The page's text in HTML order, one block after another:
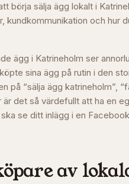
börja sälja ägg lokalt i
kundkommunikation och hur
ägg i Katrineholm ser
sina ägg på rutin i den
på “sälja ägg katrineholm”,
det så värdefullt att ha en
se ditt inlägg i en
av